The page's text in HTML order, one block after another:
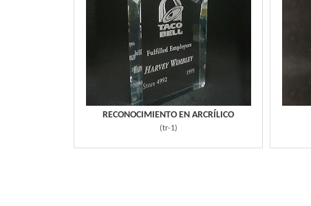
RECONOCIMIENTO EN ARCRÍLICO
(tr-1)